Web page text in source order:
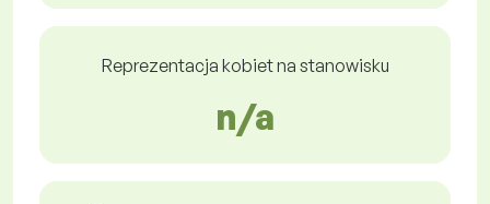
Reprezentacja kobiet na stanowisku
n/a